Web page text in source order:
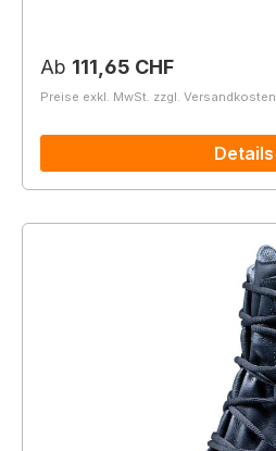
Regulärer Preis:
Ab 111,65 CHF
Preise exkl. MwSt. zzgl. Versandkosten
Details